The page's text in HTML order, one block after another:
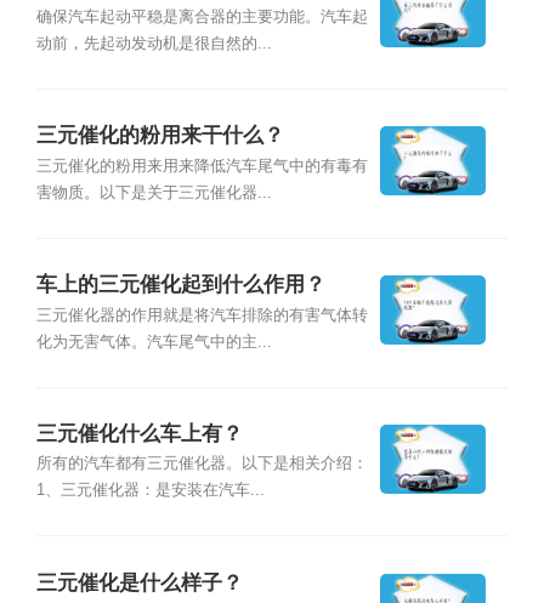
确保汽车起动平稳是离合器的主要功能。汽车起
动前，先起动发动机是很自然的...
三元催化的粉用来干什么？
三元催化的粉用来用来降低汽车尾气中的有毒有
害物质。以下是关于三元催化器...
车上的三元催化起到什么作用？
三元催化器的作用就是将汽车排除的有害气体转
化为无害气体。汽车尾气中的主...
三元催化什么车上有？
所有的汽车都有三元催化器。以下是相关介绍：
1、三元催化器：是安装在汽车...
三元催化是什么样子？